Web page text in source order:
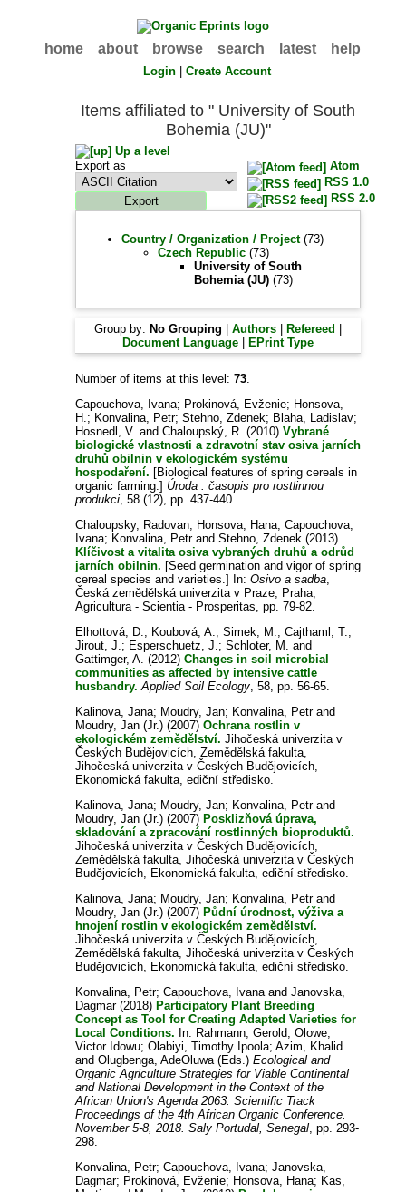
home about browse search latest help
Login |Create Account
Items affiliated to " University of South
Bohemia (JU)"
Up a level
Export as
Atom
RSS 1.0
RSS 2.0
Country / Organization / Project(73)
Czech Republic (73)
University of South
Bohemia (JU) (73)
Group by: No Grouping |Authors Refereed
Document Language
EPrint Type
Number of items at this level:73.
Capouchova, Ivana; Prokinová, Evženie; Honsova,
H.; Konvalina, Petr;Stehno, Zdenek; Blaha, Ladislav;
Hosnedl, V. andChaloupský, R. (2010)Vybrané
biologické vlastnosti a zdravotní stav osiva jarních
druhů obilnin v ekologickém systému
hospodaření. [Biological features of spring cereals in
organic farming.] Úroda : časopis pro rostlinnou
produkci, 58 (12), pp. 437-440.
Chaloupsky, Radovan; Honsova, Hana;Capouchova,
Ivana; Konvalina, PetrandStehno, Zdenek (2013)
Klíčivost a vitalita osiva vybraných druhů a odrůd
jarních obilnin. [Seed germination and vigor of spring
cereal species and varieties.] In:Osivo a sadba,
Česká zemědělská univerzita v Praze, Praha,
Agricultura - Scientia - Prosperitas, pp. 79-82.
Elhottová, D.; Koubová, A.;Simek, M.;Cajthaml, T.;
Jirout, J.; Esperschuetz, J.;Schloter, M. and
Gattimger, A. (2012)Changes in soil microbial
communities as affected by intensive cattle
husbandry. Applied Soil Ecology, 58, pp. 56-65.
Kalinova, Jana; Moudry, Jan; Konvalina, Petrand
Moudry, Jan (Jr.) (2007)Ochrana rostlin v
ekologickém zemědělství. Jihočeská univerzita v
Českých Budějovicích, Zemědělská fakulta,
Jihočeská univerzita v Českých Budějovicích,
Ekonomická fakulta, ediční středisko.
Kalinova, Jana; Moudry, Jan; Konvalina, Petrand
Moudry, Jan (Jr.) (2007) Posklizňová úprava,
skladování a zpracování rostlinných bioproduktů.
Jihočeská univerzita v Českých Budějovicích,
Zemědělská fakulta, Jihočeská univerzita v Českých
Budějovicích, Ekonomická fakulta, ediční středisko.
Kalinova, Jana; Moudry, Jan; Konvalina, Petrand
Moudry, Jan (Jr.) (2007) Půdní úrodnost, výživa a
hnojení rostlin v ekologickém zemědělství.
Jihočeská univerzita v Českých Budějovicích,
Zemědělská fakulta, Jihočeská univerzita v Českých
Budějovicích, Ekonomická fakulta, ediční středisko.
Konvalina, Petr;Capouchova, IvanaandJanovska,
Dagmar(2018) Participatory Plant Breeding
Concept as Tool for Creating Adapted Varieties for
Local Conditions. In: Rahmann, Gerold;Olowe,
Victor Idowu;Olabiyi, Timothy Ipoola;Azim, Khalid
andOlugbenga, AdeOluwa(Eds.)Ecological and
Organic Agriculture Strategies for Viable Continental
and National Development in the Context of the
African Union's Agenda 2063. Scientific Track
Proceedings of the 4th African Organic Conference.
November 5-8, 2018. Saly Portudal, Senegal, pp. 293-
298.
Konvalina, Petr;Capouchova, Ivana;Janovska,
Dagmar; Prokinová, Evženie; Honsova, Hana; Kas,